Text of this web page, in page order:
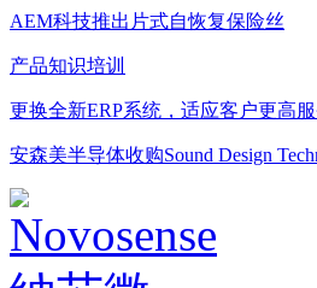
AEM科技推出片式自恢复保险丝
产品知识培训
更换全新ERP系统，适应客户更高
安森美半导体收购Sound Design